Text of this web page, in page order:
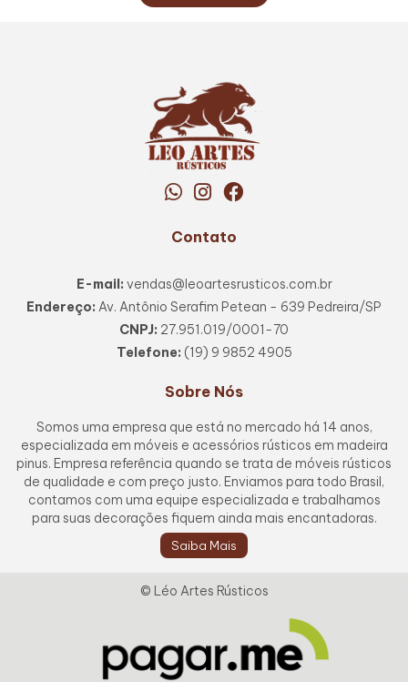
Contato
E-mail: vendas@leoartesrusticos.com.br
Endereço: Av. Antônio Serafim Petean - 639 Pedreira/SP
CNPJ: 27.951.019/0001-70
Telefone: (19) 9 9852 4905
Sobre Nós
Somos uma empresa que está no mercado há 14 anos,
especializada em móveis e acessórios rústicos em madeira
pinus. Empresa referência quando se trata de móveis rústicos
de qualidade e com preço justo. Enviamos para todo Brasil,
contamos com uma equipe especializada e trabalhamos
para suas decorações fiquem ainda mais encantadoras.
Saiba Mais
© Léo Artes Rústicos